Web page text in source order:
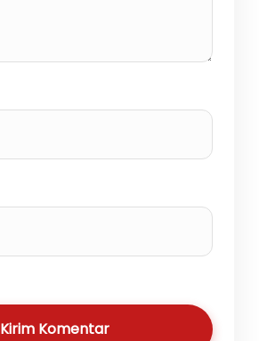
Kirim Komentar